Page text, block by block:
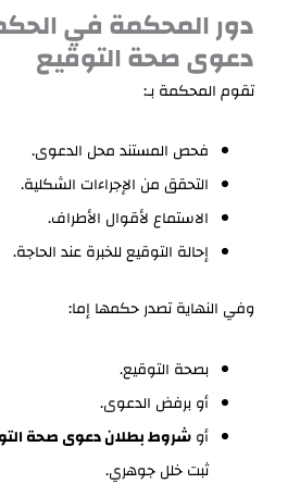
دور المحكمة في
دعوى صحة التوقيع
تقوم المحكمة بـ:
فحص المستند محل الدعوى.
التحقق من الإجراءات الشكلية.
الاستماع لأقوال الأطراف.
إحالة التوقيع للخبرة عند الحاجة.
وفي النهاية تصدر حكمها إما:
بصحة التوقيع.
أو برفض الدعوى.
أوشروط بطلان دعوى صحة
ثبت خلل جوهري.